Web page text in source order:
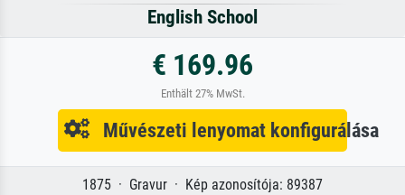
English School
€ 169.96
Enthält 27% MwSt.
Művészeti lenyomat konfigurálása
1875 · Gravur · Kép azonosítója: 89387